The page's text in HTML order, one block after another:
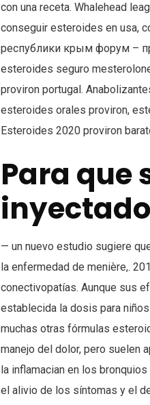
con una receta. Whalehead
conseguir esteroides en usa,
республики крым форум –
esteroides seguro
proviron portugal.
esteroides orales proviron,
Esteroides 2020 proviron
Para que
— un nuevo estudio sugiere
la enfermedad de menière,.
conectivopatías. Aunque sus
establecida la dosis para
muchas otras fórmulas
manejo del dolor, pero suelen
la inflamacian en los
el alivio de los síntomas y el